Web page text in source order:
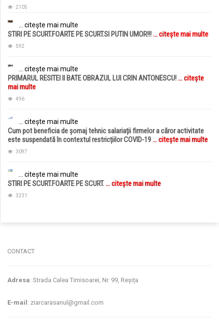
2105
... citește mai multe
STIRI PE SCURT.FOARTE PE SCURT.SI PUTIN UMOR!!!... citește mai multe
592
... citește mai multe
PRIMARUL RESITEI II BATE OBRAZUL LUI CRIN ANTONESCU!... citește
mai multe
496
... citește mai multe
Cum pot beneficia de șomaj tehnic salariații firmelor a căror activitate
este suspendată în contextul restricțiilor COVID-19... citește mai multe
3097
... citește mai multe
STIRI PE SCURT.FOARTE PE SCURT.... citește mai multe
3231
CONTACT
Adresa: Strada Calea Timisoarei, Nr. 99, Reșița
E-mail : ziarcarasanul@gmail.com